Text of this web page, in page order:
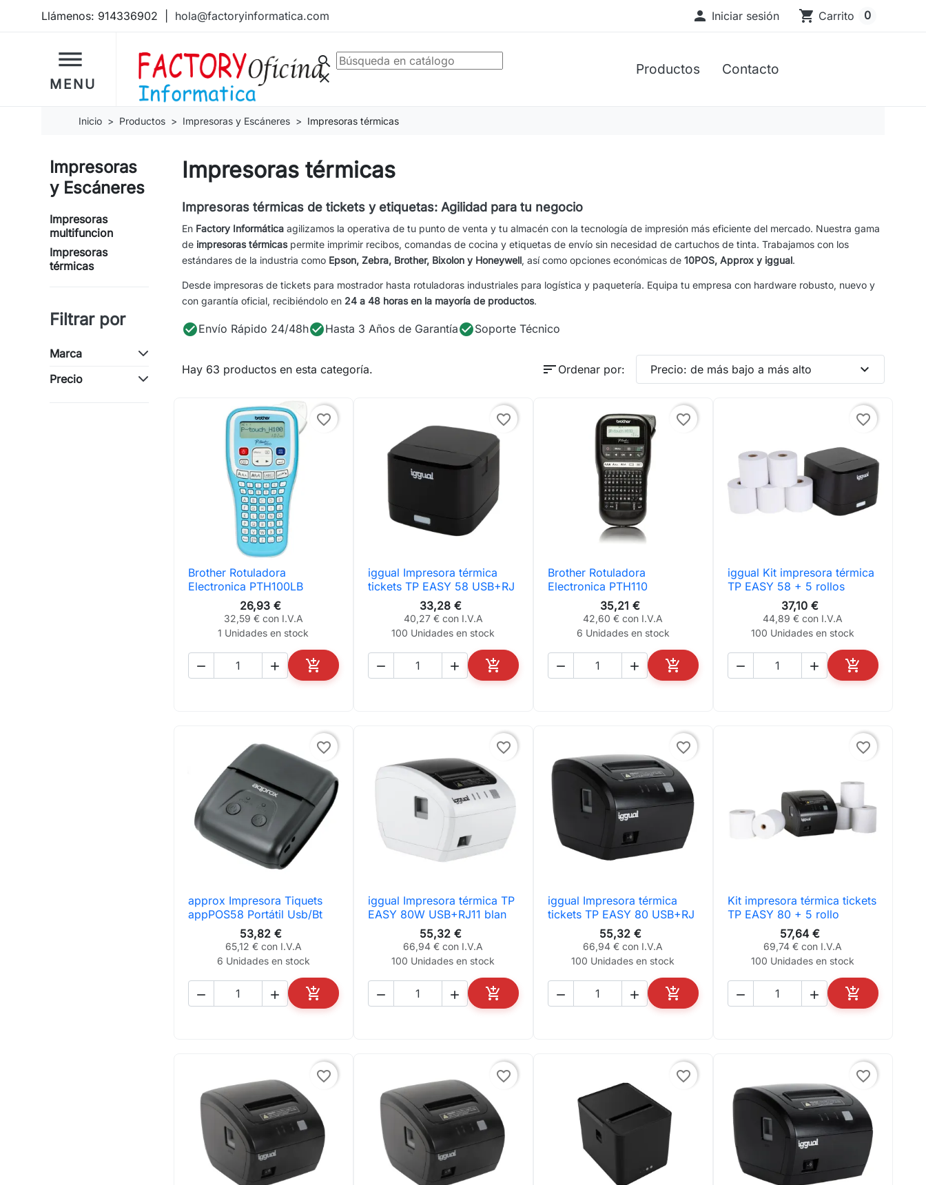
Llámenos: 914336902 hola@factoryinformatica.com  Iniciar sesión shopping_cart Carrito 0
dehaze
MENU
Productos Contacto
search
clear
Inicio Productos Impresoras y Escáneres Impresoras térmicas
Impresoras
y Escáneres
Impresoras
multifuncion
Impresoras
térmicas
Filtrar por
Marca
Precio
Impresoras térmicas
Impresoras térmicas de tickets y etiquetas: Agilidad para tu negocio
En Factory Informática agilizamos la operativa de tu punto de venta y tu almacén con la tecnología de impresión más eficiente del mercado. Nuestra gama
de impresoras térmicaspermite imprimir recibos, comandas de cocina y etiquetas de envío sin necesidad de cartuchos de tinta. Trabajamos con los
estándares de la industria como Epson, Zebra, Brother, Bixolon y Honeywell, así como opciones económicas de 10POS, Approx y iggual.
Desde impresoras de tickets para mostrador hasta rotuladoras industriales para logística y paquetería. Equipa tu empresa con hardware robusto, nuevo y
con garantía oficial, recibiéndolo en 24 a 48 horas en la mayoría de productos.
check_circleEnvío Rápido 24/48hcheck_circleHasta 3 Años de Garantíacheck_circleSoporte Técnico
Hay 63 productos en esta categoría. sort Ordenar por: Precio: de más bajo a más alto expand_more
favorite_border
 Vista rápida
Brother Rotuladora
Electronica PTH100LB
26,93 €
32,59 € con I.V.A
1 Unidades en stock
  
AÑADIR AL CARRITO
favorite_border
 Vista rápida
iggual Impresora térmica
tickets TP EASY 58 USB+RJ
33,28 €
40,27 € con I.V.A
100 Unidades en stock
  
AÑADIR AL CARRITO
favorite_border
 Vista rápida
Brother Rotuladora
Electronica PTH110
35,21 €
42,60 € con I.V.A
6 Unidades en stock
  
AÑADIR AL CARRITO
favorite_border
 Vista rápida
iggual Kit impresora térmica
TP EASY 58 + 5 rollos
37,10 €
44,89 € con I.V.A
100 Unidades en stock
  
AÑADIR AL
favorite_border
 Vista rápida
approx Impresora Tiquets
appPOS58 Portátil Usb/Bt
53,82 €
65,12 € con I.V.A
6 Unidades en stock
  
AÑADIR AL CARRITO
favorite_border
 Vista rápida
iggual Impresora térmica TP
EASY 80W USB+RJ11 blan
55,32 €
66,94 € con I.V.A
100 Unidades en stock
  
AÑADIR AL CARRITO
favorite_border
 Vista rápida
iggual Impresora térmica
tickets TP EASY 80 USB+RJ
55,32 €
66,94 € con I.V.A
100 Unidades en stock
  
AÑADIR AL CARRITO
favorite_border
 Vista rápida
Kit impresora térmica tickets
TP EASY 80 + 5 rollo
57,64 €
69,74 € con I.V.A
100 Unidades en stock
  
AÑADIR AL
favorite_border favorite_border favorite_border favorite_border